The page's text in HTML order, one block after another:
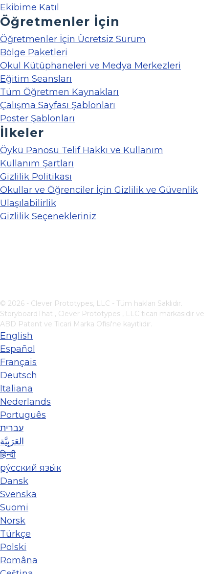
Ekibime Katıl
Öğretmenler İçin
Öğretmenler İçin Ücretsiz Sürüm
Bölge Paketleri
Okul Kütüphaneleri ve Medya Merkezleri
Eğitim Seansları
Tüm Öğretmen Kaynakları
Çalışma Sayfası Şablonları
Poster Şablonları
İlkeler
Öykü Panosu Telif Hakkı ve Kullanım
Kullanım Şartları
Gizlilik Politikası
Okullar ve Öğrenciler İçin Gizlilik ve Güvenlik
Ulaşılabilirlik
Gizlilik Seçenekleriniz
© 2026 - Clever Prototypes, LLC - Tüm hakları Saklıdır.
StoryboardThat , Clever Prototypes , LLC ticari markasıdır ve
ABD Patent ve Ticari Marka Ofisi'ne kayıtlıdır.
English
Español
Français
Deutsch
Italiana
Nederlands
Português
עברית
العَرَبِيَّة
हिन्दी
ру́сский язы́к
Dansk
Svenska
Suomi
Norsk
Türkçe
Polski
Româna